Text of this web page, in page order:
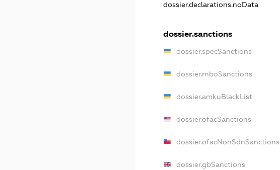
dossier.declarations.noData
dossier.sanctions
dossier.specSanctions
dossier.rnboSanctions
dossier.amkuBlackList
dossier.ofacSanctions
dossier.ofacNonSdnSanctions
dossier.gbSanctions